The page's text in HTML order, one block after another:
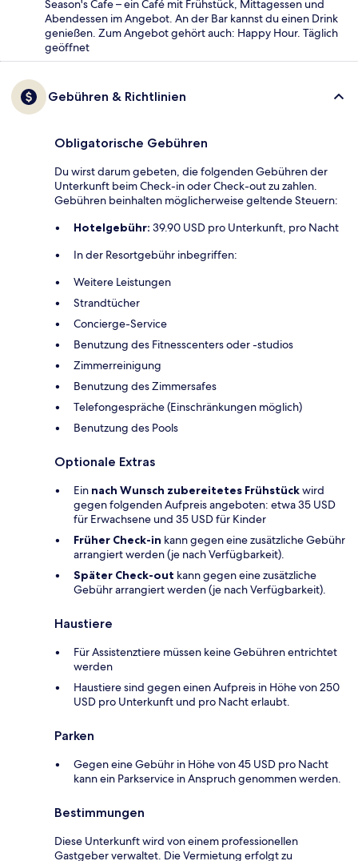
Season's Cafe – ein Café mit Frühstück, Mittagessen und
Abendessen im Angebot. An der Bar kannst du einen Drink
genießen. Zum Angebot gehört auch: Happy Hour. Täglich
geöffnet
Gebühren & Richtlinien
Obligatorische Gebühren
Du wirst darum gebeten, die folgenden Gebühren der
Unterkunft beim Check-in oder Check-out zu zahlen.
Gebühren beinhalten möglicherweise geltende Steuern:
Hotelgebühr: 39.90 USD pro Unterkunft, pro Nacht
In der Resortgebühr inbegriffen:
Weitere Leistungen
Strandtücher
Concierge-Service
Benutzung des Fitnesscenters oder -studios
Zimmerreinigung
Benutzung des Zimmersafes
Telefongespräche (Einschränkungen möglich)
Benutzung des Pools
Optionale Extras
Ein nach Wunsch zubereitetes Frühstückwird
gegen folgenden Aufpreis angeboten: etwa 35 USD
für Erwachsene und 35 USD für Kinder
Früher Check-in kann gegen eine zusätzliche Gebühr
arrangiert werden (je nach Verfügbarkeit).
Später Check-out kann gegen eine zusätzliche
Gebühr arrangiert werden (je nach Verfügbarkeit).
Haustiere
Für Assistenztiere müssen keine Gebühren entrichtet
werden
Haustiere sind gegen einen Aufpreis in Höhe von 250
USD pro Unterkunft und pro Nacht erlaubt.
Parken
Gegen eine Gebühr in Höhe von 45 USD pro Nacht
kann ein Parkservice in Anspruch genommen werden.
Bestimmungen
Diese Unterkunft wird von einem professionellen
Gastgeber verwaltet. Die Vermietung erfolgt zu